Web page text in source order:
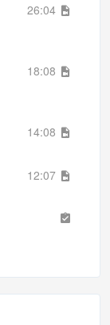
26:04
18:08
14:08
12:07